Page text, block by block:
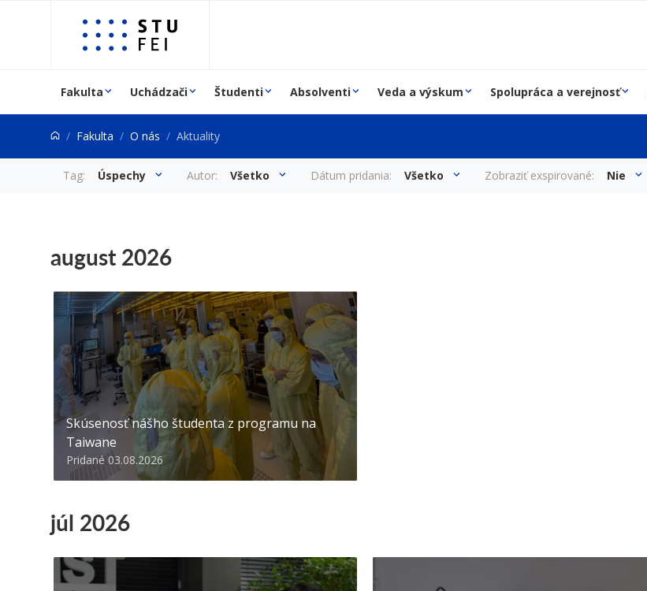
Prejsť na obsah
Fakulta Uchádzači Študenti Absolventi Veda a výskum Spolupráca a verejnosť
Fakulta O nás Aktuality
Aktuality
Tag: Úspechy Autor: Všetko Dátum pridania: Všetko Zobraziť exspirované: Nie
august 2026
Skúsenosť nášho študenta z programu na
Taiwane
Pridané 03.08.2026
júl 2026